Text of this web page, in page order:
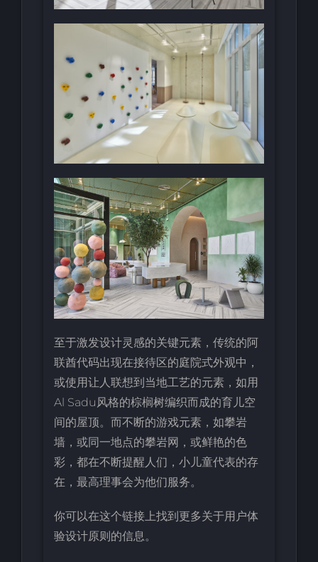
至于激发设计灵感的关键元素，传统的阿
联酋代码出现在接待区的庭院式外观中，
或使用让人联想到当地工艺的元素，如用
Al Sadu风格的棕榈树编织而成的育儿空
间的屋顶。而不断的游戏元素，如攀岩
墙，或同一地点的攀岩网，或鲜艳的色
彩，都在不断提醒人们，小儿童代表的存
在，最高理事会为他们服务。
你可以在这个链接上找到更多关于用户体
验设计原则的信息。